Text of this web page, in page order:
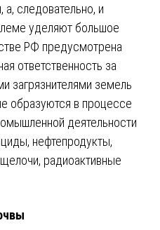
следовательно, и
уделяют большое
РФ предусмотрена
ответственность за
загрязнителями земель
образуются в процессе
деятельности
нефтепродукты,
радиоактивные